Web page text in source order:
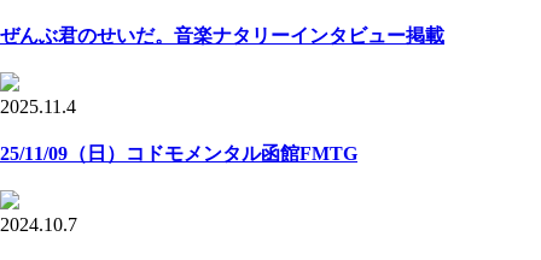
ぜんぶ君のせいだ。音楽ナタリーインタビュー掲載
2025.11.4
25/11/09（日）コドモメンタル函館FMTG
2024.10.7